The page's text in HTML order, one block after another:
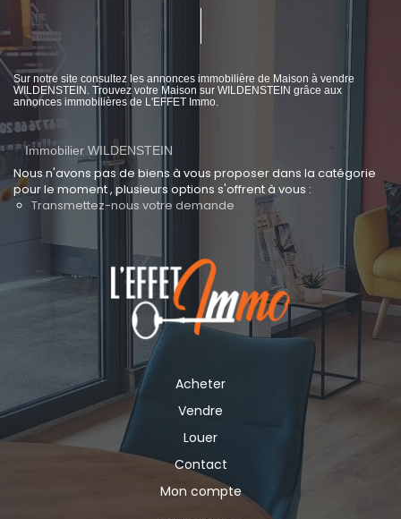
Sur notre site consultez les annonces immobilière de Maison à vendre
WILDENSTEIN. Trouvez votre Maison sur WILDENSTEIN grâce aux
annonces immobilières de L'EFFET Immo.
Immobilier WILDENSTEIN
Nous n'avons pas de biens à vous proposer dans la catégorie
pour le moment , plusieurs options s'offrent à vous :
Transmettez-nous votre demande
Acheter
Vendre
Louer
Contact
Mon compte